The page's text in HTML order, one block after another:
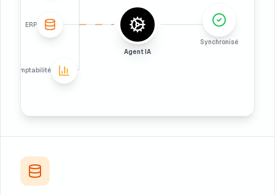
ERP
Comptabilité
Agent IA
Synchronisé